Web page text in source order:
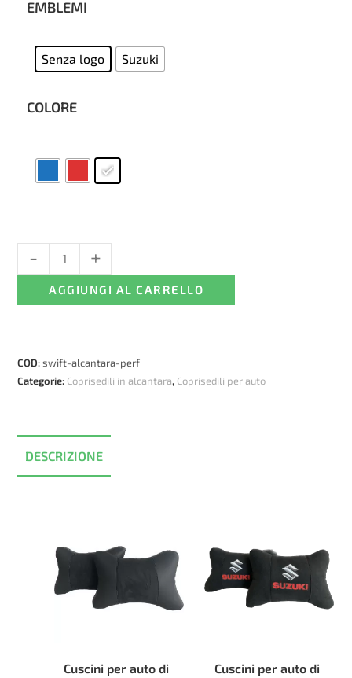
EMBLEMI
Senza logo Suzuki
COLORE
Coprisedili
Suzuki
e
ecopelle
- +
AGGIUNGI AL CARRELLO
COD:swift-alcantara-perf
Categorie: Coprisedili in alcantara, Coprisedili per auto
DESCRIZIONE
Cuscini per auto di
Cuscini per auto di